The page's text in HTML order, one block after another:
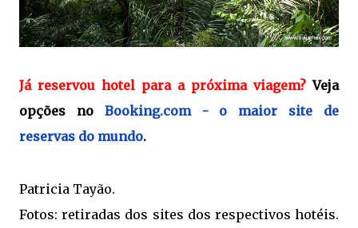
Já reservou hotel para a próxima viagem?Veja
opções no Booking.com - o maior site de
reservas do mundo.
Patricia Tayão.
Fotos: retiradas dos sites dos respectivos hotéis.